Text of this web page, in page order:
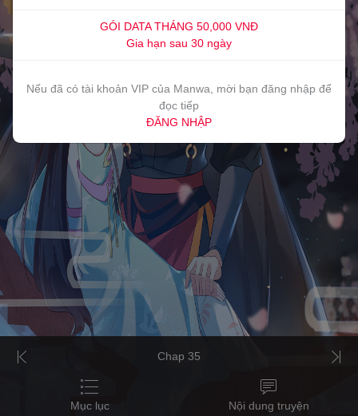
Chap 35
Mục lục Nội dung truyện
GÓI DATA THÁNG 50,000 VNĐ
Gia hạn sau 30 ngày
Nếu đã có tài khoản VIP của Manwa, mời bạn đăng nhập để
đọc tiếp
ĐĂNG NHẬP